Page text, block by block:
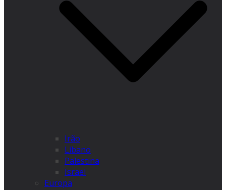
Irão
Líbano
Palestina
Israel
Europa